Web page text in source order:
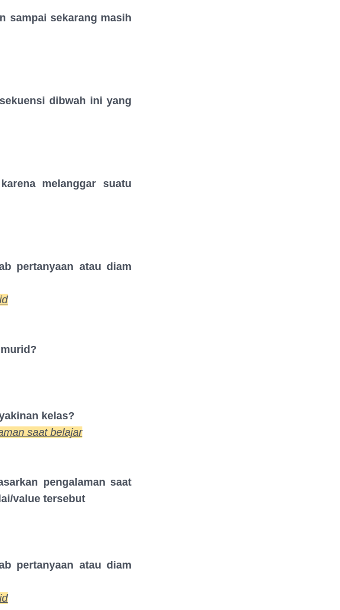
sampai sekarang masih
dibwah ini yang
melanggar suatu
pertanyaan atau diam
kelas?
saat belajar
pengalaman saat
value tersebut
pertanyaan atau diam